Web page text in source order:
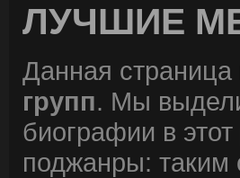
ЛУЧШИЕ
Данная
групп. Мы
биографии в
поджанры: таким